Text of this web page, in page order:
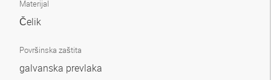
Materijal
Čelik
Površinska zaštita
galvanska prevlaka